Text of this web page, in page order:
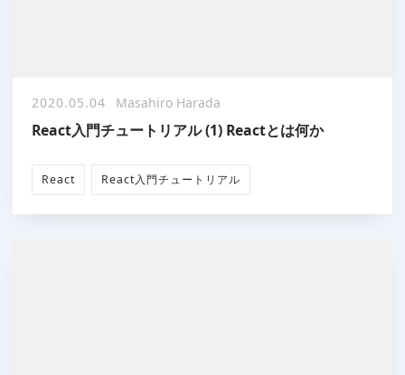
2020.05.04 Masahiro Harada
React入門チュートリアル (1) Reactとは何か
React React入門チュートリアル